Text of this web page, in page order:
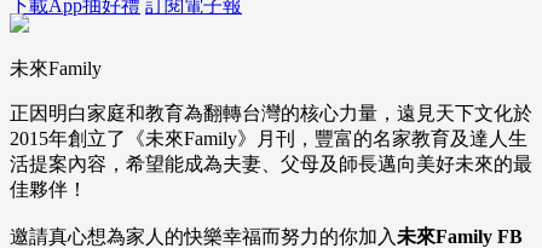
下載App抽好禮 訂閱電子報
未來Family
正因明白家庭和教育為翻轉台灣的核心力量，遠見天下文化於
2015年創立了《未來Family》月刊，豐富的名家教育及達人生
活提案內容，希望能成為夫妻、父母及師長邁向美好未來的最
佳夥伴！
邀請真心想為家人的快樂幸福而努力的你加入未來Family FB